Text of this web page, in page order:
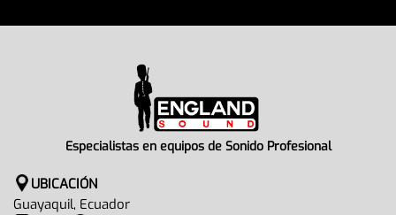
Especialistas en equipos de Sonido Profesional
UBICACIÓN
Guayaquil, Ecuador